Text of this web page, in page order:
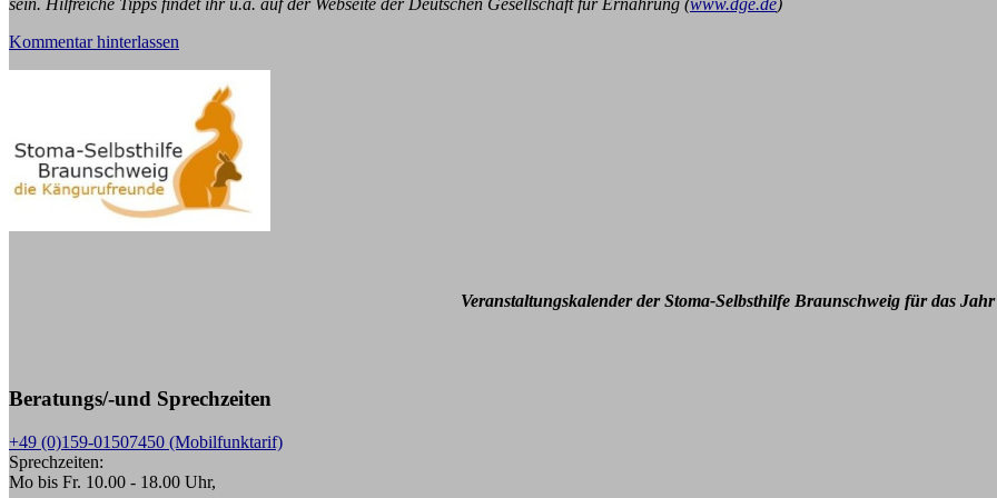
Kommentar hinterlassen
Veranstaltungskalender der Stoma-Selbsthilfe Braunschweig für das
Beratungs/-und Sprechzeiten
+49 (0)159-01507450 (Mobilfunktarif)
Sprechzeiten:
Mo bis Fr. 10.00 - 18.00 Uhr,